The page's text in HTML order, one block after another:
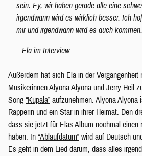
sein. Ey, wir haben gerade alle eine
irgendwann wird es wirklich besser. Ich
mir und irgendwann wird es auch
– Ela im Interview
Außerdem hat sich Ela in der
MusikerinnenAlyona Alyona und Jerry Heil
Song “Kupala” aufzunehmen. Alyona Alyona
Rapperin und ein Star in ihrer Heimat. Den
dass sie jetzt für Elas Album nochmal einen
haben. In “Ablaufdatum” wird auf Deutsch
Es geht in dem Lied darum, dass alles